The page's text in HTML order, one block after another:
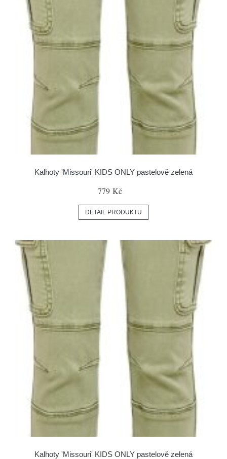
Kalhoty 'Missouri' KIDS ONLY pastelově zelená
779 Kč
DETAIL PRODUKTU
Kalhoty 'Missouri' KIDS ONLY pastelově zelená